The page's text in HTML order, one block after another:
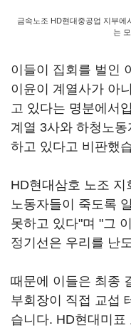
금속노조 HD현대중공업 지부에
는
이들이 집회를 벌인
이윤이 계열사가 아
고 있다는 명분에서
계열 3사와 하청노동
하고 있다고 비판했
HD현대삼호 노조
노동자들이 죽도록
못하고 있다"며 "그
정기선은 우리를 난
때문에 이들은 최종
부회장이 직접 교섭
습니다. HD현대미